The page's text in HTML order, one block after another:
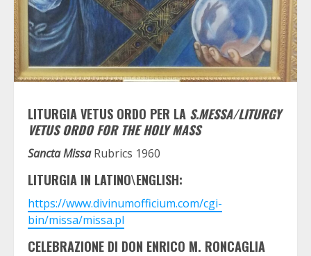
LITURGIA VETUS ORDO PER LA S.MESSA/LITURGY
VETUS ORDO FOR THE HOLY MASS
Sancta MissaRubrics 1960
LITURGIA IN LATINO\ENGLISH:
https://www.divinumofficium.com/cgi-
bin/missa/missa.pl
CELEBRAZIONE DI DON ENRICO M. RONCAGLIA